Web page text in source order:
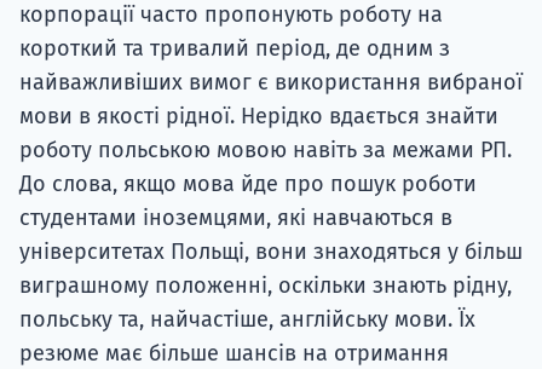
корпорації часто пропонують роботу на
короткий та тривалий період, де одним з
найважливіших вимог є використання вибраної
мови в якості рідної. Нерідко вдається знайти
роботу польською мовою навіть за межами РП.
До слова, якщо мова йде про пошук роботи
студентами іноземцями, які навчаються в
університетах Польщі, вони знаходяться у більш
виграшному положенні, оскільки знають рідну,
польську та, найчастіше, англійську мови. Їх
резюме має більше шансів на отримання